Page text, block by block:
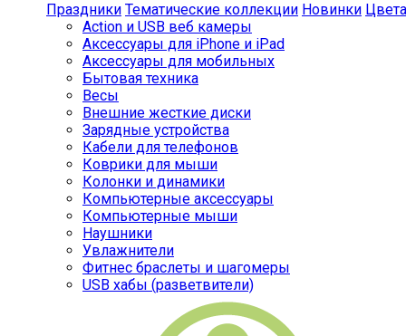
Праздники Тематические коллекции Новинки Цвета
Action и USB веб камеры
Аксессуары для iPhone и iPad
Аксессуары для мобильных
Бытовая техника
Весы
Внешние жесткие диски
Зарядные устройства
Кабели для телефонов
Коврики для мыши
Колонки и динамики
Компьютерные аксессуары
Компьютерные мыши
Наушники
Увлажнители
Фитнес браслеты и шагомеры
USB хабы (разветвители)